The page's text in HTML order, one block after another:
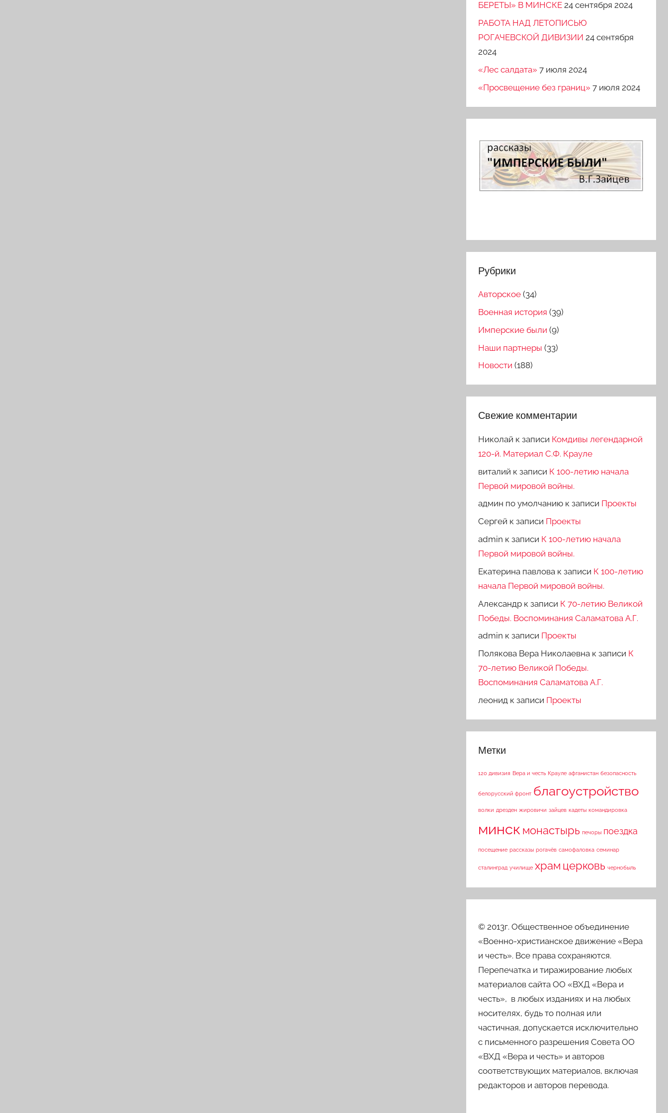
БЕРЕТЫ» В МИНСКЕ 24 сентября 2024
РАБОТА НАД ЛЕТОПИСЬЮ
РОГАЧЕВСКОЙ ДИВИЗИИ 24 сентября
2024
«Лес салдата» 7 июля 2024
«Просвещение без границ» 7 июля 2024
Рубрики
Авторское (34)
Военная история (39)
Имперские были (9)
Наши партнеры (33)
Новости (188)
Свежие комментарии
Николай к записи Комдивы легендарной
120-й. Материал С.Ф. Крауле
виталий к записи К 100-летию начала
Первой мировой войны.
админ по умолчанию к записи Проекты
Сергей к записи Проекты
admin к записи К 100-летию начала
Первой мировой войны.
Екатерина павлова к записи К 100-летию
начала Первой мировой войны.
Александр к записи К 70-летию Великой
Победы. Воспоминания Саламатова А.Г.
admin к записи Проекты
Полякова Вера Николаевна к записи К
70-летию Великой Победы.
Воспоминания Саламатова А.Г.
леонид к записи Проекты
Метки
120 дивизия Вера и честь Крауле афганистан безопасность
белорусский фронт благоустройство
волки дрезден жировичи зайцев кадеты командировка
минск монастырь печоры поездка
посещение рассказы рогачёв самофаловка семинар
сталинград училище храм церковь чернобыль
© 2013г. Общественное объединение
«Военно-христианское движение «Вера
и честь». Все права сохраняются.
Перепечатка и тиражирование любых
материалов сайта ОО «ВХД «Вера и
честь», в любых изданиях и на любых
носителях, будь то полная или
частичная, допускается исключительно
с письменного разрешения Совета ОО
«ВХД «Вера и честь» и авторов
соответствующих материалов, включая
редакторов и авторов перевода.